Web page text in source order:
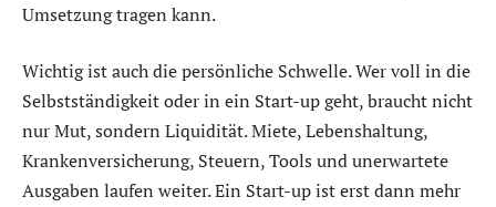
Umsetzung tragen kann.
Wichtig ist auch die persönliche Schwelle. Wer voll in die
Selbstständigkeit oder in ein Start-up geht, braucht nicht
nur Mut, sondern Liquidität. Miete, Lebenshaltung,
Krankenversicherung, Steuern, Tools und unerwartete
Ausgaben laufen weiter. Ein Start-up ist erst dann mehr